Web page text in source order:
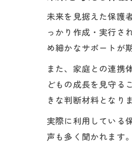
未来を見据えた保護
っかり作成・実行さ
め細かなサポートが
また、家庭との連携
どもの成長を見守る
きな判断材料となりま
実際に利用している
声も多く聞かれます